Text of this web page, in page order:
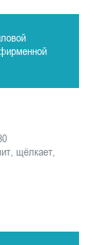
щёлкает,